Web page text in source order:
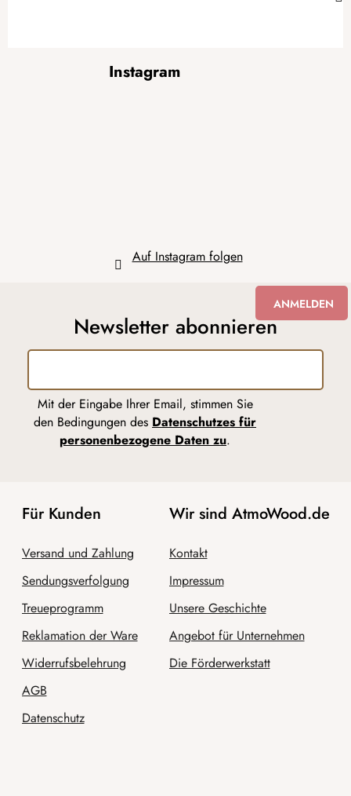
Instagram
Auf Instagram folgen
Newsletter abonnieren
Mit der Eingabe Ihrer Email, stimmen Sie
den Bedingungen des Datenschutzes für
personenbezogene Daten zu.
ANMELDEN
Für Kunden
Versand und Zahlung
Sendungsverfolgung
Treueprogramm
Reklamation der Ware
Widerrufsbelehrung
AGB
Datenschutz
Wir sind AtmoWood.de
Kontakt
Impressum
Unsere Geschichte
Angebot für Unternehmen
Die Förderwerkstatt